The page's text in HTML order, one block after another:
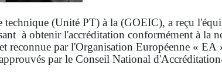
technique (Unité PT) à la (GOEIC), a reçu
à obtenir l'accréditation conformément à la
par l'Organisation Européenne « EA
par le Conseil National d'Accréditation